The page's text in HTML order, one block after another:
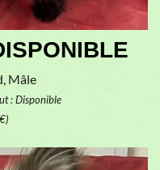
Mâle
: Disponible